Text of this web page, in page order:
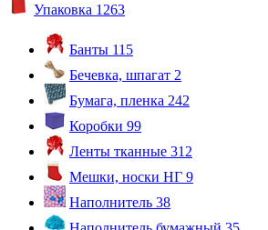
Упаковка 1263
Банты 115
Бечевка, шпагат 2
Бумага, пленка 242
Коробки 99
Ленты тканные 312
Мешки, носки НГ 9
Наполнитель 38